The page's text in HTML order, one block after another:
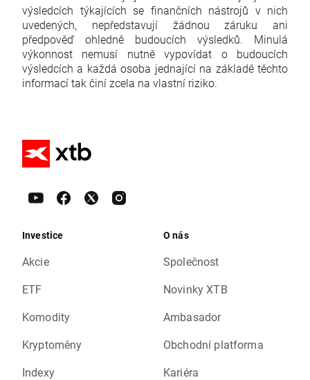
výsledcích týkajících se finančních nástrojů v nich
uvedených, nepředstavují žádnou záruku ani
předpověď ohledně budoucích výsledků. Minulá
výkonnost nemusí nutně vypovídat o budoucích
výsledcích a každá osoba jednající na základě těchto
informací tak činí zcela na vlastní riziko.
Investice
Akcie
ETF
Komodity
Kryptoměny
Indexy
O nás
Společnost
Novinky XTB
Ambasador
Obchodní platforma
Kariéra